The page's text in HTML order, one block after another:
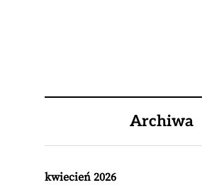
Archiwa
kwiecień 2026